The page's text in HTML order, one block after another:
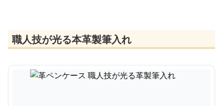
職人技が光る本革製筆入れ